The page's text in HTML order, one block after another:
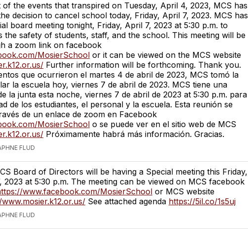
of the events that transpired on Tuesday, April 4, 2023, MCS has
decision to cancel school today, Friday, April 7, 2023. MCS has
board meeting tonight, Friday, April 7, 2023 at 5:30 p.m. to
the safety of students, staff, and the school. This meeting will be
a zoom link on facebook
MosierSchool or it can be viewed on the MCS website
Further information will be forthcoming. Thank you.
que ocurrieron el martes 4 de abril de 2023, MCS tomó la
la escuela hoy, viernes 7 de abril de 2023. MCS tiene una
la junta esta noche, viernes 7 de abril de 2023 at 5:30 p.m. para
de los estudiantes, el personal y la escuela. Esta reunión se
de un enlace de zoom en Facebook
MosierSchool o se puede ver en el sitio web de MCS
Próximamente habrá más información. Gracias.
FLUD
Board of Directors will be having a Special meeting this Friday,
2023 at 5:30 p.m. The meeting can be viewed on MCS facebook
www.facebook.com/MosierSchool or MCS website
See attached agenda https://5il.co/1s5uj
FLUD